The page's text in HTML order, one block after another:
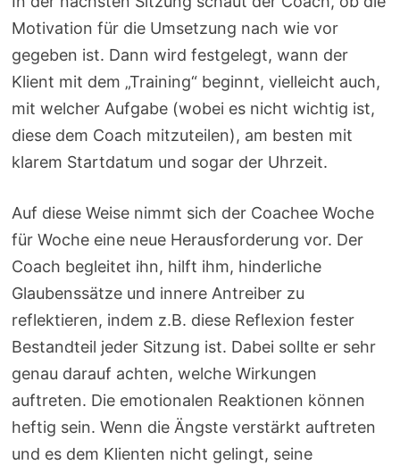
Motivation für die Umsetzung nach wie vor
gegeben ist. Dann wird festgelegt, wann der
Klient mit dem „Training“ beginnt, vielleicht auch,
mit welcher Aufgabe (wobei es nicht wichtig ist,
diese dem Coach mitzuteilen), am besten mit
klarem Startdatum und sogar der Uhrzeit.
Auf diese Weise nimmt sich der Coachee Woche
für Woche eine neue Herausforderung vor. Der
Coach begleitet ihn, hilft ihm, hinderliche
Glaubenssätze und innere Antreiber zu
reflektieren, indem z.B. diese Reflexion fester
Bestandteil jeder Sitzung ist. Dabei sollte er sehr
genau darauf achten, welche Wirkungen
auftreten. Die emotionalen Reaktionen können
heftig sein. Wenn die Ängste verstärkt auftreten
und es dem Klienten nicht gelingt, seine